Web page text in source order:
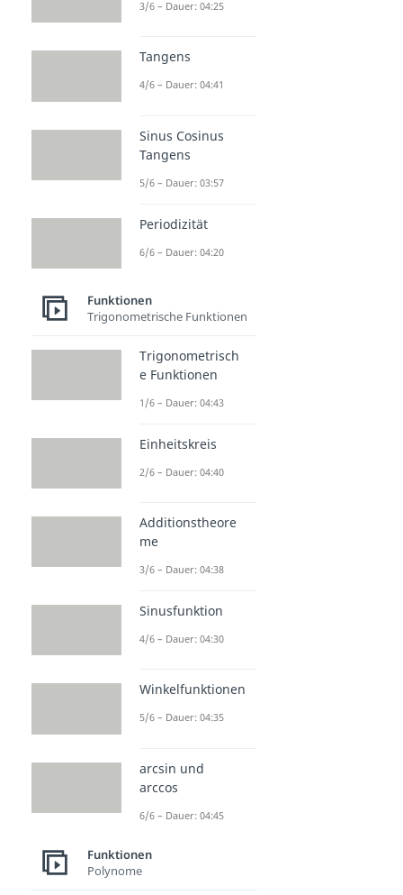
3/6 – Dauer: 04:25
Tangens
4/6 – Dauer: 04:41
Sinus Cosinus
Tangens
5/6 – Dauer: 03:57
Periodizität
6/6 – Dauer: 04:20
Funktionen
Trigonometrische Funktionen
Trigonometrisch
e Funktionen
1/6 – Dauer: 04:43
Einheitskreis
2/6 – Dauer: 04:40
Additionstheore
me
3/6 – Dauer: 04:38
Sinusfunktion
4/6 – Dauer: 04:30
Winkelfunktionen
5/6 – Dauer: 04:35
arcsin und
arccos
6/6 – Dauer: 04:45
Funktionen
Polynome